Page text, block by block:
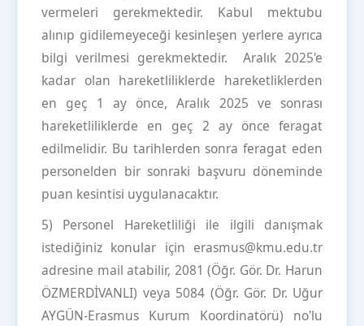
vermeleri gerekmektedir. Kabul mektubu
alınıp gidilemeyeceği kesinleşen yerlere ayrıca
bilgi verilmesi gerekmektedir. Aralık 2025'e
kadar olan hareketliliklerde hareketliklerden
en geç 1 ay önce, Aralık 2025 ve sonrası
hareketliliklerde en geç 2 ay önce feragat
edilmelidir. Bu tarihlerden sonra feragat eden
personelden bir sonraki başvuru döneminde
puan kesintisi uygulanacaktır.
5) Personel Hareketliliği ile ilgili danışmak
istediğiniz konular için erasmus@kmu.edu.tr
adresine mail atabilir, 2081 (Öğr. Gör. Dr. Harun
ÖZMERDİVANLI) veya 5084 (Öğr. Gör. Dr. Uğur
AYGÜN-Erasmus Kurum Koordinatörü) no'lu